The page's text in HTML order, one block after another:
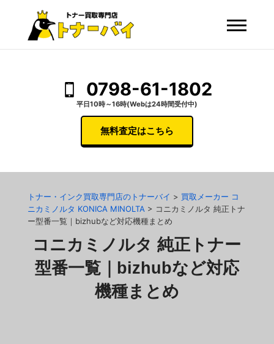
0798-61-1802
平日10時～16時(Webは24時間受付中)
無料査定はこちら
トナー・インク買取専門店のトナーバイ > 買取メーカー コ
ニカミノルタ KONICA MINOLTA > コニカミノルタ 純正トナ
ー型番一覧｜bizhubなど対応機種まとめ
コニカミノルタ 純正トナー
型番一覧｜bizhubなど対応
機種まとめ